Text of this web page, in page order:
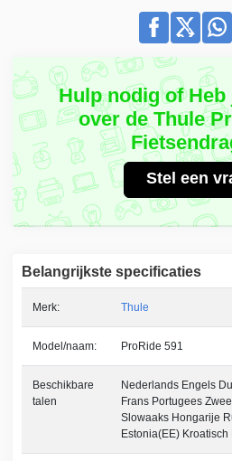
Hulp nodig of Heb
over de Thule
Stel een
Belangrijkste specificaties
Merk: Thule
Model/naam: ProRide 591
Beschikbare
talen
Nederlands Engels
Frans Portugees
Slowaaks Hongarije
Estonia(EE)